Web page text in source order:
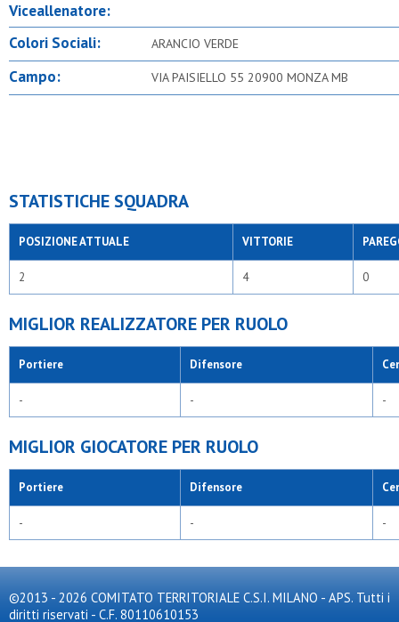
Viceallenatore:
Colori Sociali:
ARANCIO VERDE
Campo: VIA PAISIELLO 55 20900 MONZA MB
STATISTICHE SQUADRA
POSIZIONE ATTUALE VITTORIE
2 4 0
MIGLIOR REALIZZATORE PER RUOLO
Portiere Difensore
- - -
MIGLIOR GIOCATORE PER RUOLO
Portiere Difensore
- - -
©2013 - 2026 COMITATO TERRITORIALE C.S.I. MILANO - APS. Tutti i
diritti riservati - C.F. 80110610153